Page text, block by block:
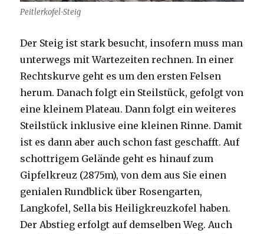
Peitlerkofel-Steig
Der Steig ist stark besucht, insofern muss man
unterwegs mit Wartezeiten rechnen. In einer
Rechtskurve geht es um den ersten Felsen
herum. Danach folgt ein Steilstück, gefolgt von
eine kleinem Plateau. Dann folgt ein weiteres
Steilstück inklusive eine kleinen Rinne. Damit
ist es dann aber auch schon fast geschafft. Auf
schottrigem Gelände geht es hinauf zum
Gipfelkreuz (2875m), von dem aus Sie einen
genialen Rundblick über Rosengarten,
Langkofel, Sella bis Heiligkreuzkofel haben.
Der Abstieg erfolgt auf demselben Weg. Auch